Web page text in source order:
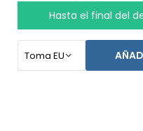
máximo de 24 minutos,
efectos se mantienen.
depende de ninguna
Hasta el final del